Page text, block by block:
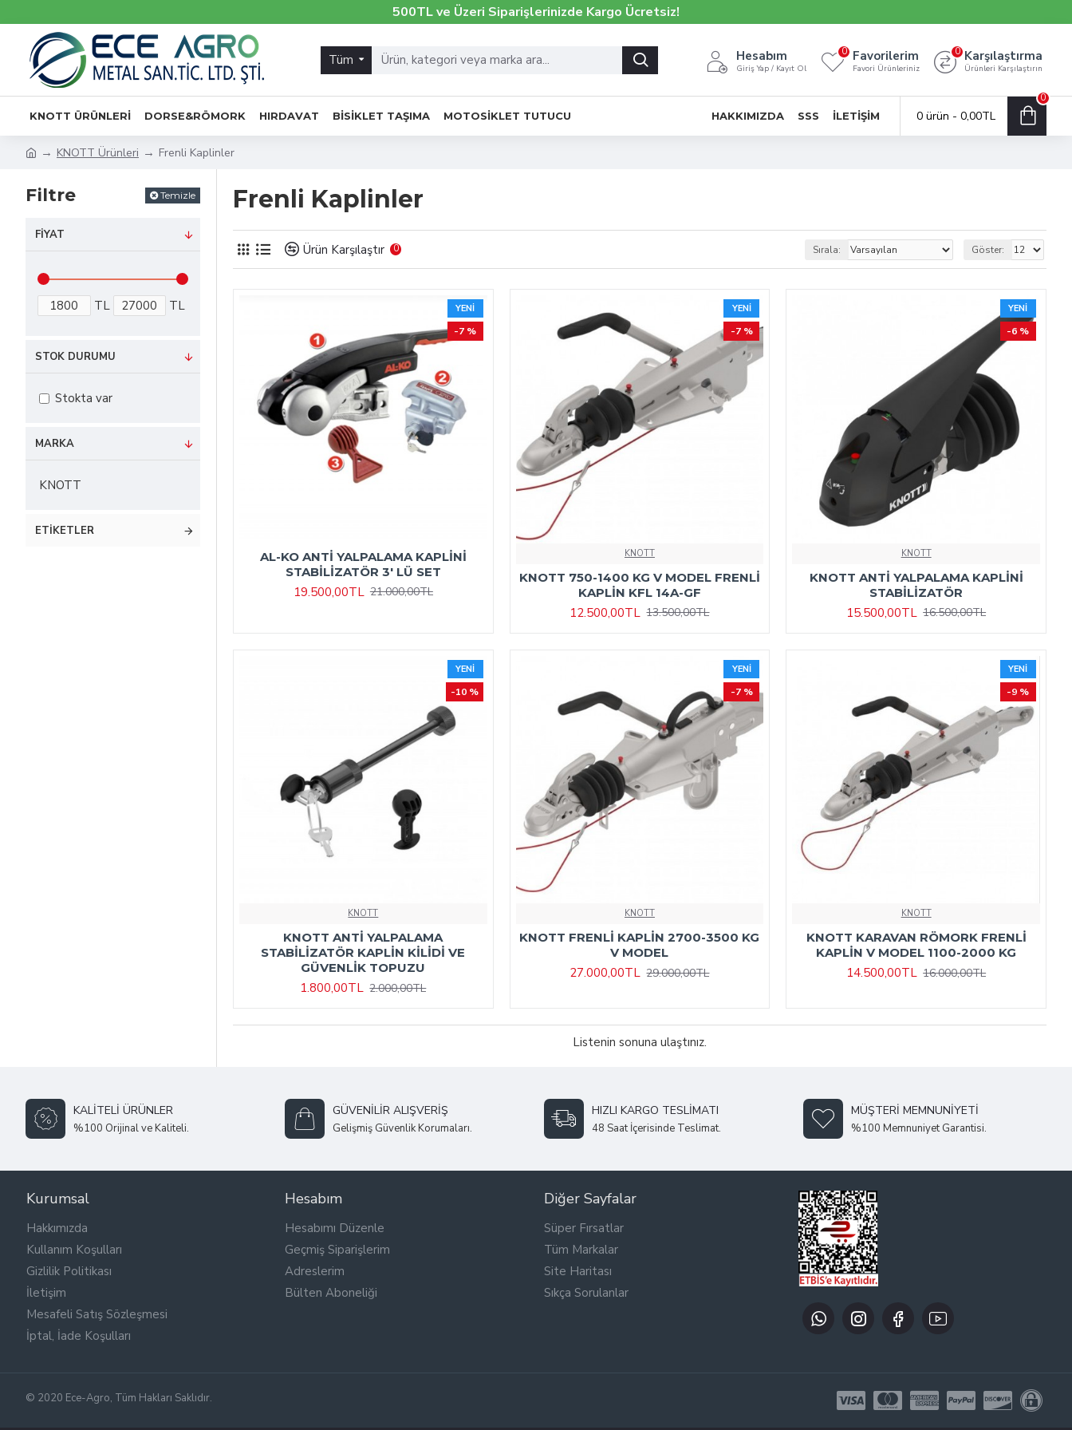
500TL ve Üzeri Siparişlerinizde Kargo Ücretsiz!
Tüm Hesabım
Giriş Yap / Kayıt Ol
Favorilerim
Favori Ürünleriniz
0 Karşılaştırma
Ürünleri Karşılaştırın
0
KNOTT ÜRÜNLERI DORSE&RÖMORK HIRDAVAT BISIKLET TAŞIMA MOTOSIKLET TUTUCU HAKKIMIZDA SSS İLETIŞIM 0 ürün - 0,00TL
0
KNOTT Ürünleri Frenli Kaplinler
Filtre Temizle
FIYAT
TL TL
MARKA
KNOTT
ETIKETLER
STOK DURUMU
Stokta var
Frenli Kaplinler
Ürün Karşılaştır 0 Sırala: Göster:
YENI
-7 %
AL-KO ANTİ YALPALAMA KAPLİNİ
STABİLİZATÖR 3' LÜ SET
19.500,00TL 21.000,00TL
YENI
-7 %
KNOTT
KNOTT 750-1400 KG V MODEL FRENLİ
KAPLİN KFL 14A-GF
12.500,00TL 13.500,00TL
YENI
-6 %
KNOTT
KNOTT ANTİ YALPALAMA KAPLİNİ
STABİLİZATÖR
15.500,00TL 16.500,00TL
YENI
-10 %
KNOTT
KNOTT ANTİ YALPALAMA
STABİLİZATÖR KAPLİN KİLİDİ VE
GÜVENLİK TOPUZU
1.800,00TL 2.000,00TL
YENI
-7 %
KNOTT
KNOTT FRENLİ KAPLİN 2700-3500 KG
V MODEL
27.000,00TL 29.000,00TL
YENI
-9 %
KNOTT
KNOTT KARAVAN RÖMORK FRENLİ
KAPLİN V MODEL 1100-2000 KG
14.500,00TL 16.000,00TL
Listenin sonuna ulaştınız.
KALITELI ÜRÜNLER
%100 Orijinal ve Kaliteli.
GÜVENILIR ALIŞVERIŞ
Gelişmiş Güvenlik Korumaları.
HIZLI KARGO TESLIMATI
48 Saat İçerisinde Teslimat.
MÜŞTERI MEMNUNIYETI
%100 Memnuniyet Garantisi.
Kurumsal
Hakkımızda
Kullanım Koşulları
Gizlilik Politikası
İletişim
Mesafeli Satış Sözleşmesi
İptal, İade Koşulları
Hesabım
Hesabımı Düzenle
Geçmiş Siparişlerim
Adreslerim
Bülten Aboneliği
Diğer Sayfalar
Süper Fırsatlar
Tüm Markalar
Site Haritası
Sıkça Sorulanlar
© 2020 Ece-Agro, Tüm Hakları Saklıdır.